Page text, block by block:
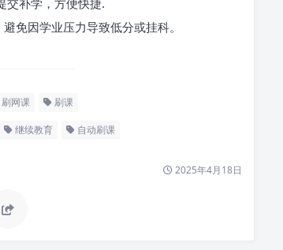
免因学业压力导致低分或挂科。
刷网课 刷课
继续教育 自动刷课
2025年4月18日